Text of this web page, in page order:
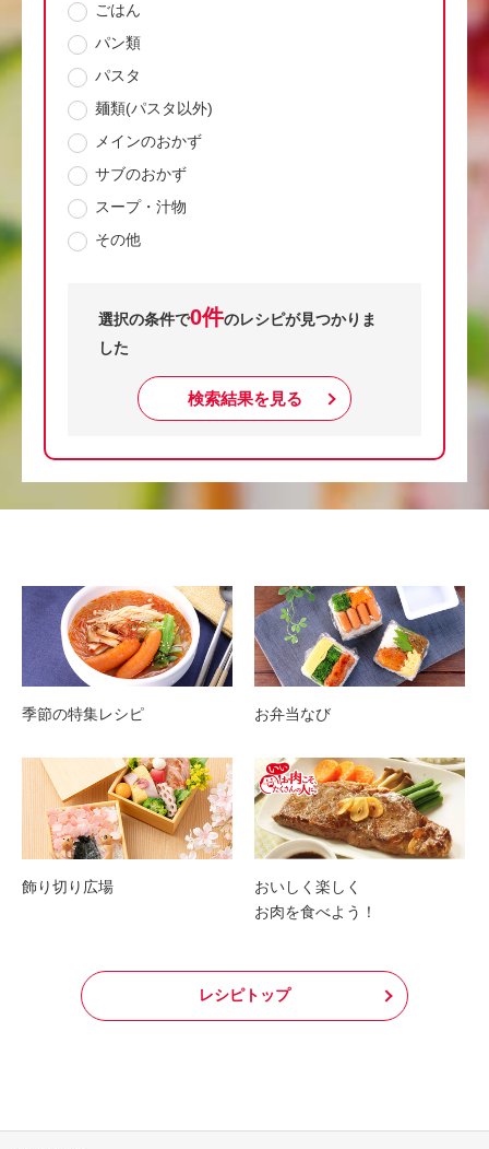
ごはん
パン類
パスタ
麺類(パスタ以外)
メインのおかず
サブのおかず
スープ・汁物
その他
選択の条件で0件のレシピが見つかりま
した
検索結果を見る
季節の特集レシピ お弁当なび
飾り切り広場
おいしく楽しく
お肉を食べよう！
レシピトップ